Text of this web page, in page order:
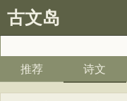
古文岛
推荐 诗文